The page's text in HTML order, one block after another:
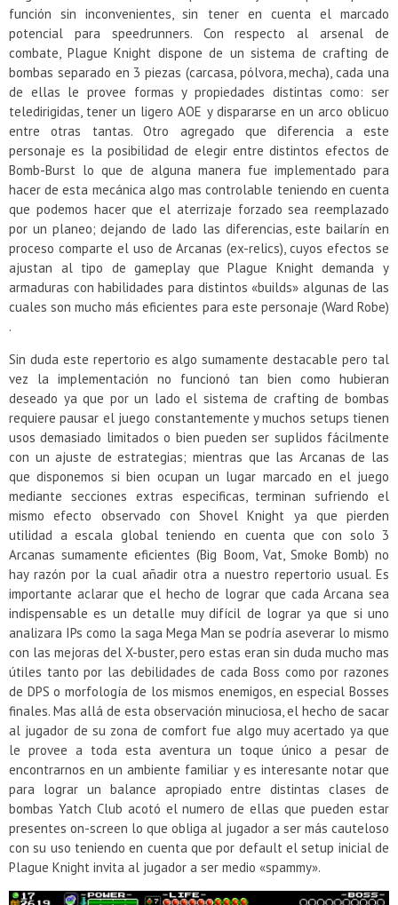
función sin inconvenientes, sin tener en cuenta el marcado
potencial para speedrunners. Con respecto al arsenal de
combate, Plague Knight dispone de un sistema de crafting de
bombas separado en 3 piezas (carcasa, pólvora, mecha), cada una
de ellas le provee formas y propiedades distintas como: ser
teledirigidas, tener un ligero AOE y dispararse en un arco oblicuo
entre otras tantas. Otro agregado que diferencia a este
personaje es la posibilidad de elegir entre distintos efectos de
Bomb-Burst lo que de alguna manera fue implementado para
hacer de esta mecánica algo mas controlable teniendo en cuenta
que podemos hacer que el aterrizaje forzado sea reemplazado
por un planeo; dejando de lado las diferencias, este bailarín en
proceso comparte el uso de Arcanas (ex-relics), cuyos efectos se
ajustan al tipo de gameplay que Plague Knight demanda y
armaduras con habilidades para distintos «builds» algunas de las
cuales son mucho más eficientes para este personaje (Ward Robe)
.
Sin duda este repertorio es algo sumamente destacable pero tal
vez la implementación no funcionó tan bien como hubieran
deseado ya que por un lado el sistema de crafting de bombas
requiere pausar el juego constantemente y muchos setups tienen
usos demasiado limitados o bien pueden ser suplidos fácilmente
con un ajuste de estrategias; mientras que las Arcanas de las
que disponemos si bien ocupan un lugar marcado en el juego
mediante secciones extras especificas, terminan sufriendo el
mismo efecto observado con Shovel Knight ya que pierden
utilidad a escala global teniendo en cuenta que con solo 3
Arcanas sumamente eficientes (Big Boom, Vat, Smoke Bomb) no
hay razón por la cual añadir otra a nuestro repertorio usual. Es
importante aclarar que el hecho de lograr que cada Arcana sea
indispensable es un detalle muy difícil de lograr ya que si uno
analizara IPs como la saga Mega Man se podría aseverar lo mismo
con las mejoras del X-buster, pero estas eran sin duda mucho mas
útiles tanto por las debilidades de cada Boss como por razones
de DPS o morfología de los mismos enemigos, en especial Bosses
finales. Mas allá de esta observación minuciosa, el hecho de sacar
al jugador de su zona de comfort fue algo muy acertado ya que
le provee a toda esta aventura un toque único a pesar de
encontrarnos en un ambiente familiar y es interesante notar que
para lograr un balance apropiado entre distintas clases de
bombas Yatch Club acotó el numero de ellas que pueden estar
presentes on-screen lo que obliga al jugador a ser más cauteloso
con su uso teniendo en cuenta que por default el setup inicial de
Plague Knight invita al jugador a ser medio «spammy».